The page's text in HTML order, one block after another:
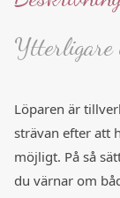
Ytterligare
Löparen är
strävan efter att
möjligt. På så
du värnar om